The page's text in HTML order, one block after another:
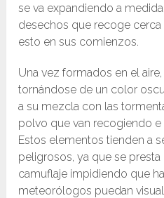
se va expandiendo a
desechos que recoge
esto en sus comienzos.
Una vez formados en el
tornándose de un color
a su mezcla con las
polvo que van recogiendo e
Estos elementos tienden a
peligrosos, ya que se presta
camuflaje impidiendo que
meteorólogos puedan